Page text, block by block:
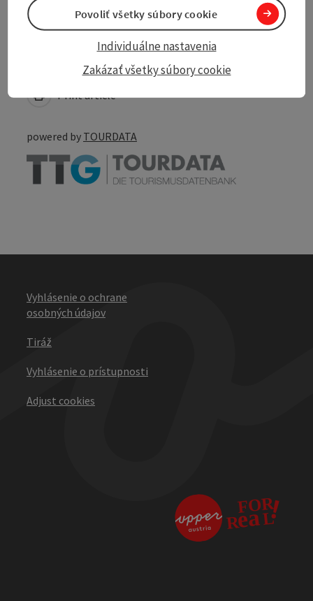
Print article
Nearby
powered by TOURDATA
Vyhlásenie o ochrane
osobných údajov
Tiráž
Vyhlásenie o prístupnosti
Adjust cookies
Zakázať všetky súbory cookie
Individuálne nastavenia
Povoliť všetky súbory cookie